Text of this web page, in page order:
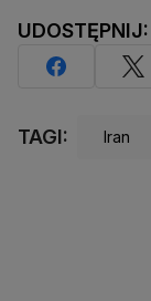
UDOSTĘPNIJ:
TAGI: Iran